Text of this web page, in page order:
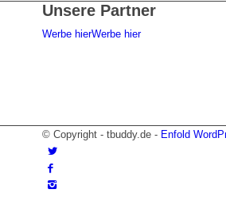
Unsere Partner
Werbe hierWerbe hier
© Copyright - tbuddy.de - Enfold